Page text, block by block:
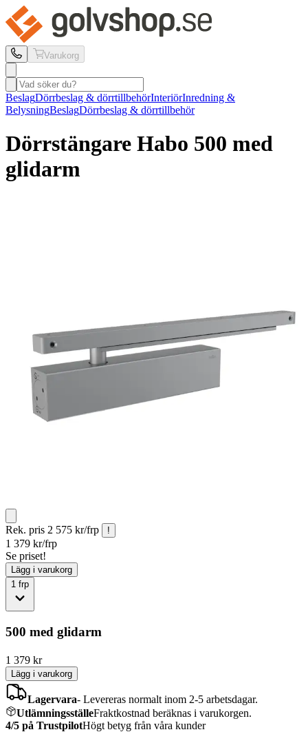
Varukorg
BeslagDörrbeslag & dörrtillbehörInteriörInredning &
BelysningBeslagDörrbeslag & dörrtillbehör
Dörrstängare Habo 500 med
glidarm
Rek. pris 2 575 kr/frp !
1 379 kr/frp
Se priset!
Lägg i varukorg
1 frp
500 med glidarm
1 379 kr
Lägg i varukorg
Lagervara- Levereras normalt inom 2-5 arbetsdagar.
UtlämningsställeFraktkostnad beräknas i varukorgen.
4/5 på TrustpilotHögt betyg från våra kunder